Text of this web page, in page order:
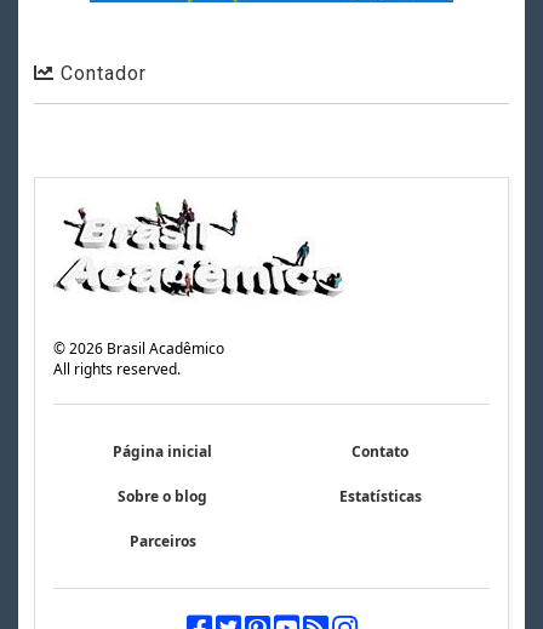
Contador
©2026 Brasil Acadêmico
All rights reserved.
Página inicial Contato
Sobre o blog Estatísticas
Parceiros